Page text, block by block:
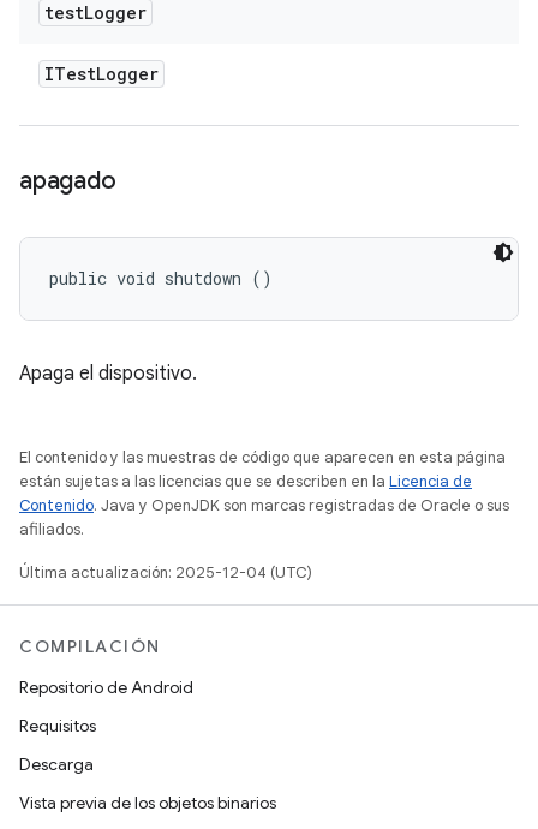
testLogger
ITestLogger
apagado
public void shutdown ()
Apaga el dispositivo.
El contenido y las muestras de código que aparecen en esta página
están sujetas a las licencias que se describen en la Licencia de
Contenido. Java y OpenJDK son marcas registradas de Oracle o sus
afiliados.
Última actualización: 2025-12-04 (UTC)
COMPILACIÓN
Repositorio de Android
Requisitos
Descarga
Vista previa de los objetos binarios